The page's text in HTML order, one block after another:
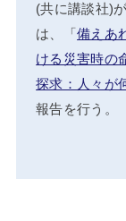
(共に講談社)
は、「備えあ
ける災害時の
探求：人々が
報告を行う。